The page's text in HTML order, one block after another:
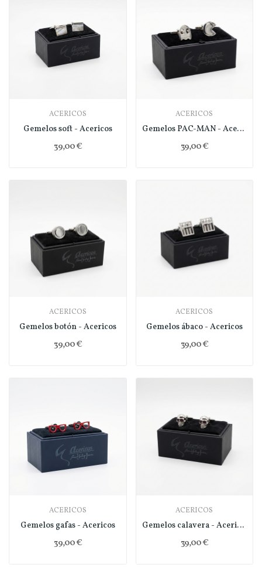
ACERICOS
Gemelos soft - Acericos
39,00 €
ACERICOS
Gemelos PAC-MAN - Acericos
39,00 €
ACERICOS
Gemelos botón - Acericos
39,00 €
ACERICOS
Gemelos ábaco - Acericos
39,00 €
ACERICOS
Gemelos gafas - Acericos
39,00 €
ACERICOS
Gemelos calavera - Acericos
39,00 €